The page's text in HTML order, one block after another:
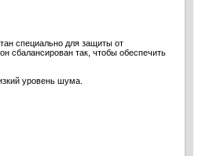
специально для защиты от
сбалансирован так, чтобы обеспечить
уровень шума.